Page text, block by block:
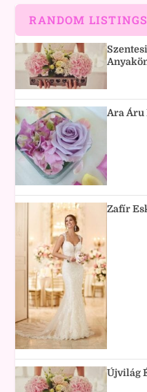
RANDOM LISTINGS
Ara Áru
Zafír
Újvilág